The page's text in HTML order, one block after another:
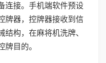
连接。手机端软件预设
牌器，控牌器接收到信
构，在麻将机洗牌、
目的。